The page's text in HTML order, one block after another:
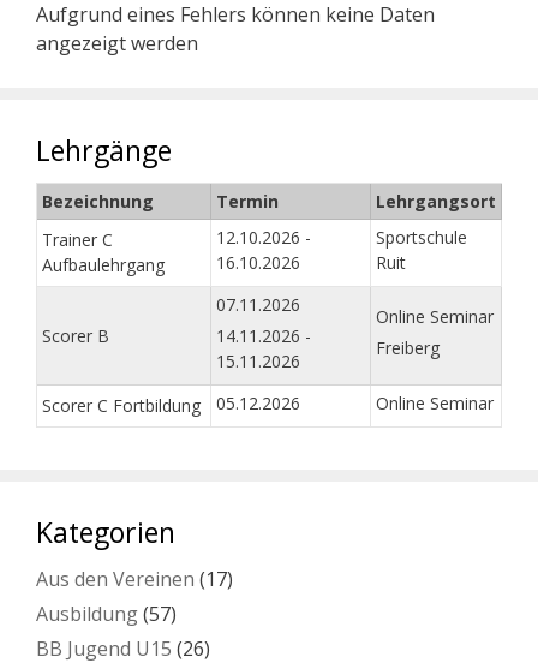
Aufgrund eines Fehlers können keine Daten
angezeigt werden
Lehrgänge
Bezeichnung Termin
Lehrgangsort
Trainer C
Aufbaulehrgang
12.10.2026 -
16.10.2026
Sportschule
Ruit
Scorer B
07.11.2026
14.11.2026 -
15.11.2026
Online Seminar
Freiberg
Scorer C Fortbildung 05.12.2026 Online Seminar
Kategorien
Aus den Vereinen (17)
Ausbildung(57)
BB Jugend U15 (26)